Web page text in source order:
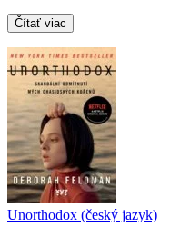
Čítať viac
Unorthodox (český jazyk)